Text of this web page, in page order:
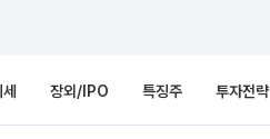
장외/IPO 특징주 투자전략